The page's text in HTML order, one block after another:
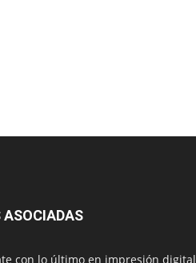
ASOCIADAS
con lo último en impresión digital